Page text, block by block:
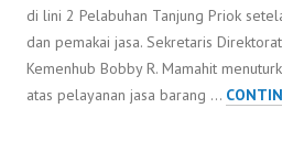
di lini 2 Pelabuhan Tanjung Priok
dan pemakai jasa. Sekretaris
Kemenhub Bobby R. Mamahit
atas pelayanan jasa barang …